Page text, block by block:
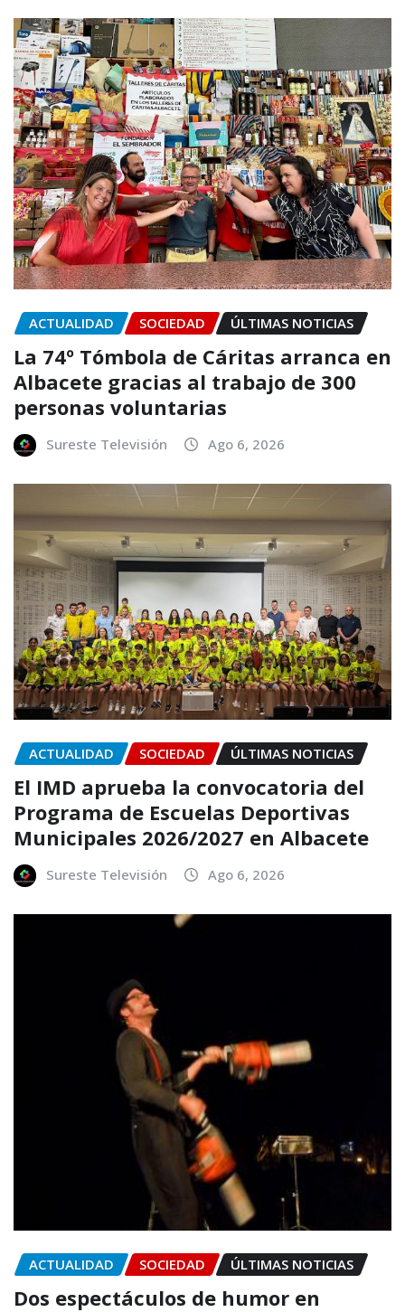
ACTUALIDAD SOCIEDAD ÚLTIMAS NOTICIAS
La 74º Tómbola de Cáritas arranca en
Albacete gracias al trabajo de 300
personas voluntarias
Sureste Televisión Ago 6, 2026
ACTUALIDAD SOCIEDAD ÚLTIMAS NOTICIAS
El IMD aprueba la convocatoria del
Programa de Escuelas Deportivas
Municipales 2026/2027 en Albacete
Sureste Televisión Ago 6, 2026
ACTUALIDAD SOCIEDAD ÚLTIMAS NOTICIAS
Dos espectáculos de humor en